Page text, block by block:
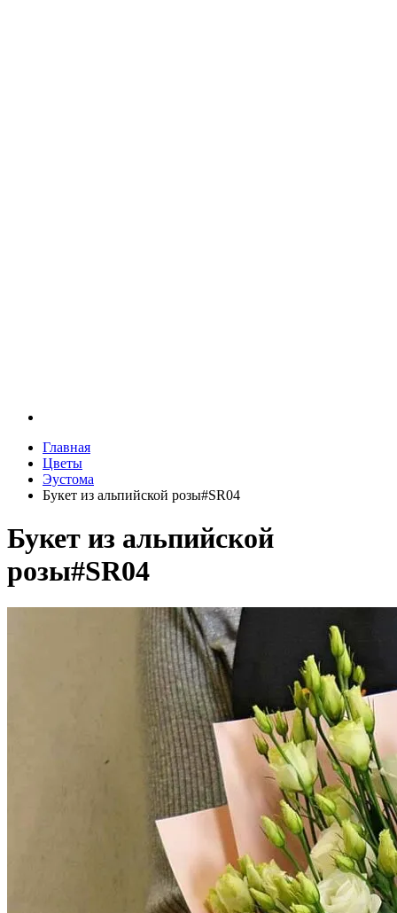
Главная
Цветы
Эустома
Букет из альпийской розы#SR04
Букет из альпийской
розы#SR04